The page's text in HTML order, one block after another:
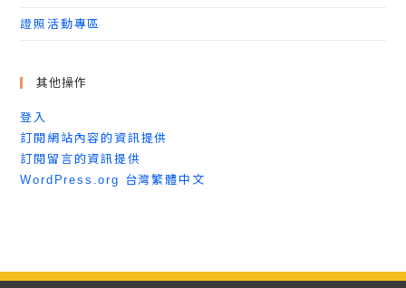
證照活動專區
其他操作
登入
訂閱網站內容的資訊提供
訂閱留言的資訊提供
WordPress.org 台灣繁體中文